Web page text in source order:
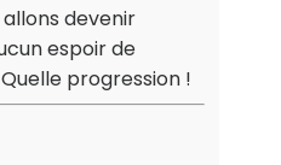
allons devenir
espoir de
progression !